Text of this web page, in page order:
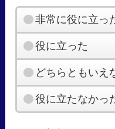
非常に役に立っ
役に立った
どちらともいえ
役に立たなかっ